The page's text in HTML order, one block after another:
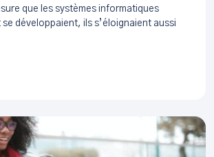
que les systèmes informatiques
développaient, ils s’éloignaient aussi